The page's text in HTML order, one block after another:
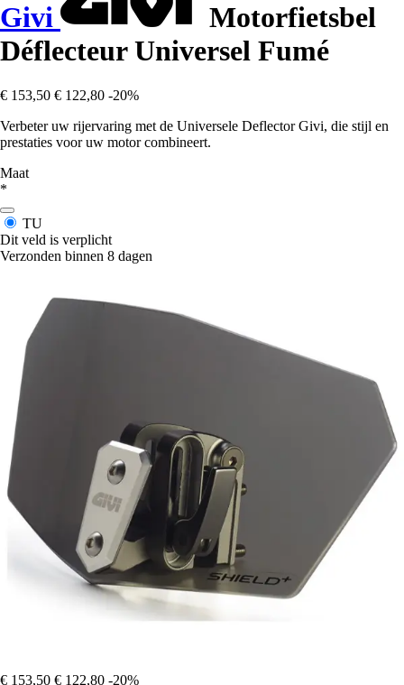
Givi
Motorfietsbel
Déflecteur Universel Fumé
€ 153,50 € 122,80 -20%
Verbeter uw rijervaring met de Universele Deflector Givi, die stijl en
prestaties voor uw motor combineert.
Maat
*
TU
Dit veld is verplicht
Verzonden binnen 8 dagen
€ 153,50 € 122,80 -20%